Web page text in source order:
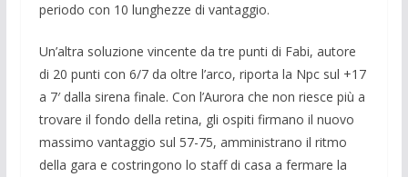
periodo con 10 lunghezze di vantaggio.
Un’altra soluzione vincente da tre punti di Fabi, autore
di 20 punti con 6/7 da oltre l’arco, riporta la Npc sul +17
a 7′ dalla sirena finale. Con l’Aurora che non riesce più a
trovare il fondo della retina, gli ospiti firmano il nuovo
massimo vantaggio sul 57-75, amministrano il ritmo
della gara e costringono lo staff di casa a fermare la